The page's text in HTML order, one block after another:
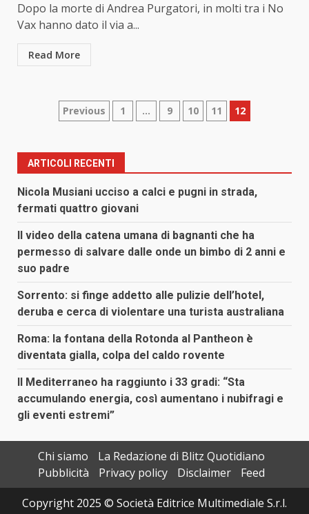
Dopo la morte di Andrea Purgatori, in molti tra i No
Vax hanno dato il via a...
Read More
Paginazione
articoli
Previous 1 … 9 10 11 12
ARTICOLI RECENTI
Nicola Musiani ucciso a calci e pugni in strada,
fermati quattro giovani
Il video della catena umana di bagnanti che ha
permesso di salvare dalle onde un bimbo di 2 anni e
suo padre
Sorrento: si finge addetto alle pulizie dell’hotel,
deruba e cerca di violentare una turista australiana
Roma: la fontana della Rotonda al Pantheon è
diventata gialla, colpa del caldo rovente
Il Mediterraneo ha raggiunto i 33 gradi: “Sta
accumulando energia, così aumentano i nubifragi e
gli eventi estremi”
Chi siamo
La Redazione di Blitz Quotidiano
Pubblicità
Privacy policy Disclaimer
Feed
Copyright 2025 © Società Editrice Multimediale S.r.l.